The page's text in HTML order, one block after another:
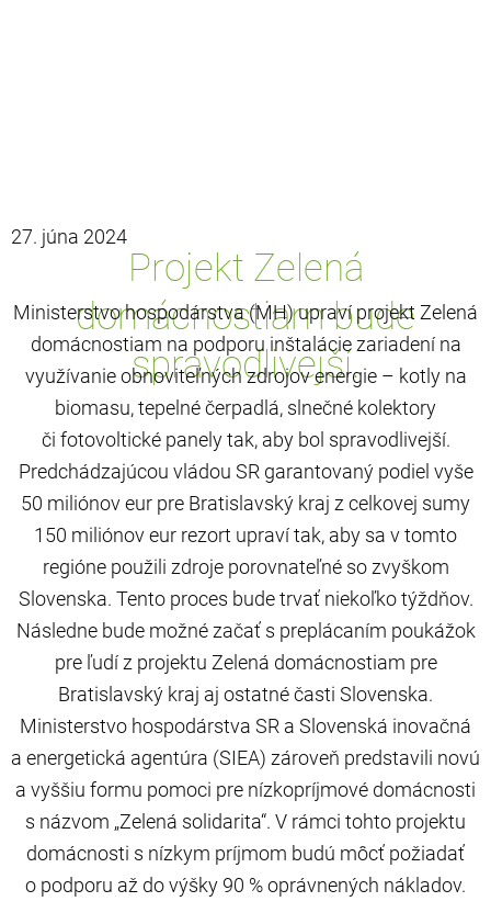
27. júna 2024
Projekt Zelená
domácnostiam bude
spravodlivejší.
Ministerstvo hospodárstva (MH) upraví projekt Zelená
domácnostiam na podporu inštalácie zariadení na
využívanie obnoviteľných zdrojov energie – kotly na
biomasu, tepelné čerpadlá, slnečné kolektory
či fotovoltické panely tak, aby bol spravodlivejší.
Predchádzajúcou vládou SR garantovaný podiel vyše
50 miliónov eur pre Bratislavský kraj z celkovej sumy
150 miliónov eur rezort upraví tak, aby sa v tomto
regióne použili zdroje porovnateľné so zvyškom
Slovenska. Tento proces bude trvať niekoľko týždňov.
Následne bude možné začať s preplácaním poukážok
pre ľudí z projektu Zelená domácnostiam pre
Bratislavský kraj aj ostatné časti Slovenska.
Ministerstvo hospodárstva SR a Slovenská inovačná
a energetická agentúra (SIEA) zároveň predstavili novú
a vyššiu formu pomoci pre nízkopríjmové domácnosti
s názvom „Zelená solidarita“. V rámci tohto projektu
domácnosti s nízkym príjmom budú môcť požiadať
o podporu až do výšky 90 % oprávnených nákladov.